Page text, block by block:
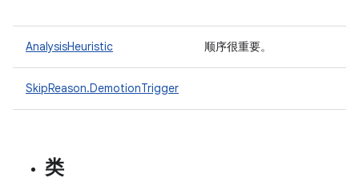
AnalysisHeuristic 顺序很重要。
SkipReason.DemotionTrigger
类